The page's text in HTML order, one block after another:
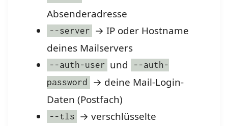
Absenderadresse
--server → IP oder Hostname
deines Mailservers
--auth-user und
--auth-
password
→ deine Mail-Login-
Daten (Postfach)
--tls → verschlüsselte